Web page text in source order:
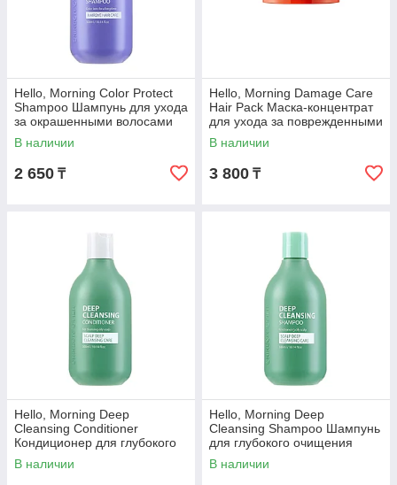
оказывают оздоравливающее воздействие на все
типы волос.
Выгодные цены и скидки
Наш магазин взаимодействует с корейскими
производителями косметики для волос напрямую, поэтому у
нас самые выгодные цены.
Hello, Morning Color Protect
Shampoo Шампунь для ухода
за окрашенными волосами
300 мл
В наличии
2 650 ₸
Hello, Morning Damage Care
Hair Pack Маска-концентрат
для ухода за поврежденными
волосами 200 мл
В наличии
3 800 ₸
Hello, Morning Deep
Cleansing Conditioner
Кондиционер для глубокого
очищения кожи головы 300
мл
В наличии
Hello, Morning Deep
Cleansing Shampoo Шампунь
для глубокого очищения
кожи головы 300 мл
В наличии